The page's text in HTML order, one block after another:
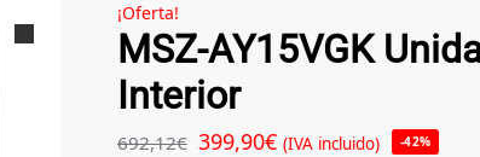
¡Oferta!
MSZ-AY15VGK
Interior
692,12€ 399,90€ (IVA incluido) -42%